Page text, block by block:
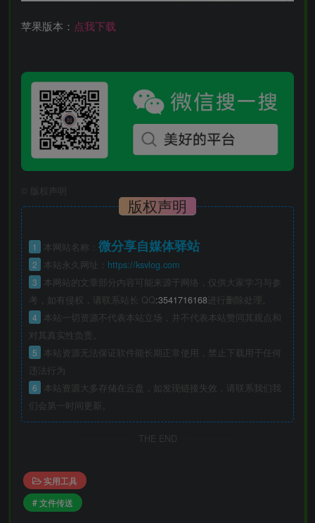
苹果版本： 点我下载
版权声明
版权声明
1 本网站名称： 微分享自媒体驿站
2 本站永久网址： https://ksvlog.com
3
本网站的文章部分内容可能来源于网络，仅供大家学习与参
考，如有侵权，请联系站长 QQ:3541716168进行删除处理。
4
本站一切资源不代表本站立场，并不代表本站赞同其观点和
对其真实性负责。
5
本站资源无法保证软件能长期正常使用，禁止下载用于任何
违法行为
6
本站资源大多存储在云盘，如发现链接失效，请联系我们我
们会第一时间更新。
THE END
实用工具
# 文件传送